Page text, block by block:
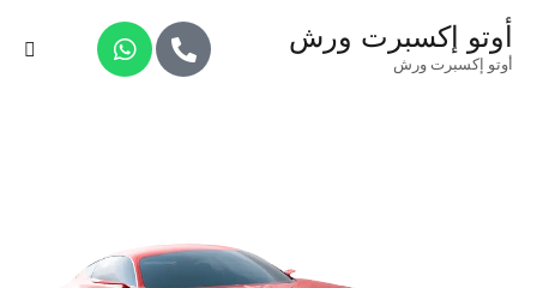
أوتو إكسبرت ورش
أوتو إكسبرت ورش